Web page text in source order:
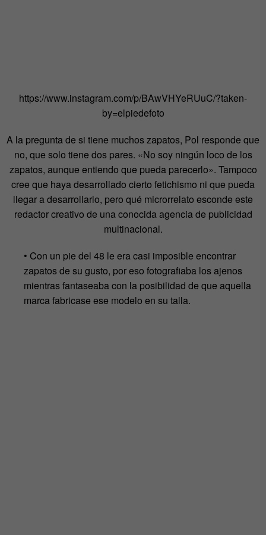
https://www.instagram.com/p/BAwVHYeRUuC/?taken-
by=elpiedefoto
A la pregunta de si tiene muchos zapatos, Pol responde que
no, que solo tiene dos pares. «No soy ningún loco de los
zapatos, aunque entiendo que pueda parecerlo». Tampoco
cree que haya desarrollado cierto fetichismo ni que pueda
llegar a desarrollarlo, pero qué microrrelato esconde este
redactor creativo de una conocida agencia de publicidad
multinacional.
• Con un pie del 48 le era casi imposible encontrar
zapatos de su gusto, por eso fotografiaba los ajenos
mientras fantaseaba con la posibilidad de que aquella
marca fabricase ese modelo en su talla.